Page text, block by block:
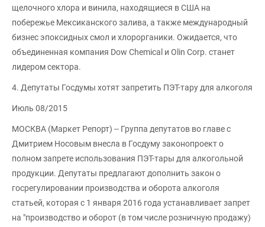
щелочного хлора и винила, находящиеся в США на
побережье Мексиканского залива, а также международный
бизнес эпоксидных смол и хлорорганики. Ожидается, что
объединенная компания Dow Chemical и Olin Corp. станет
лидером сектора.
4. Депутаты Госдумы хотят запретить ПЭТ-тару для алкоголя
Июль 08/2015
МОСКВА (Маркет Репорт) -- Группа депутатов во главе с
Дмитрием Носовым внесла в Госдуму законопроект о
полном запрете использования ПЭТ-тары для алкогольной
продукции. Депутаты предлагают дополнить закон о
госрегулировании производства и оборота алкоголя
статьей, которая с 1 января 2016 года устанавливает запрет
на "производство и оборот (в том числе розничную продажу)